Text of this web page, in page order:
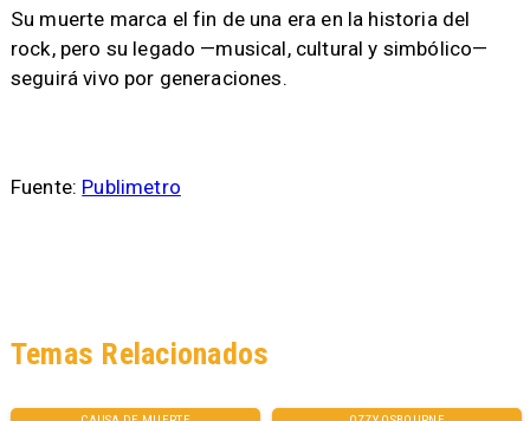
Su muerte marca el fin de una era en la historia del
rock, pero su legado —musical, cultural y simbólico—
seguirá vivo por generaciones.
Fuente: Publimetro
Temas Relacionados